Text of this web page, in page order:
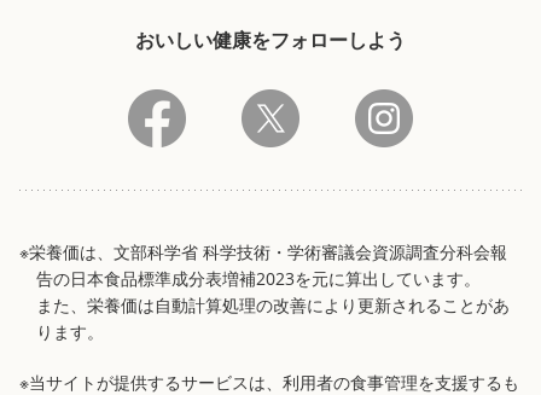
おいしい健康をフォローしよう
※栄養価は、文部科学省 科学技術・学術審議会資源調査分科会報
告の日本食品標準成分表増補2023を元に算出しています。
また、栄養価は自動計算処理の改善により更新されることがあ
ります。
※当サイトが提供するサービスは、利用者の食事管理を支援するも